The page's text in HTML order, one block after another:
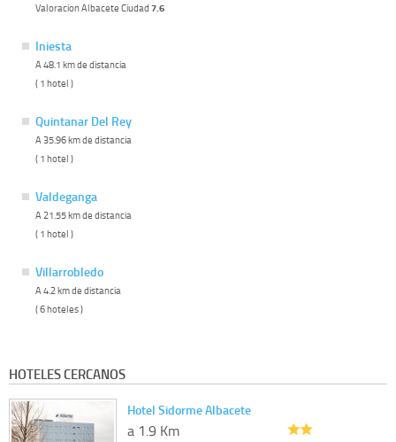
Valoracion Albacete Ciudad 7.6
Iniesta
A 48.1 km de distancia
( 1 hotel )
Quintanar Del Rey
A 35.96 km de distancia
( 1 hotel )
Valdeganga
A 21.55 km de distancia
( 1 hotel )
Villarrobledo
A 4.2 km de distancia
( 6 hoteles )
HOTELES CERCANOS
Hotel Sidorme Albacete
a 1.9 Km